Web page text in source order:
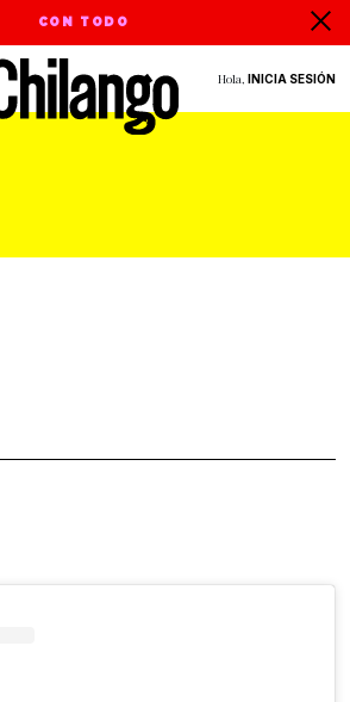
CON TODO
Hola, INICIA SESIÓN